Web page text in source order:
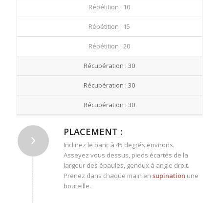
Répétition : 10
Répétition : 15
Répétition : 20
Récupération : 30
Récupération : 30
Récupération : 30
PLACEMENT :
Inclinez le banc à 45 degrés environs.
Asseyez vous dessus, pieds écartés de la
largeur des épaules, genoux à angle droit.
Prenez dans chaque main en supination une
bouteille.